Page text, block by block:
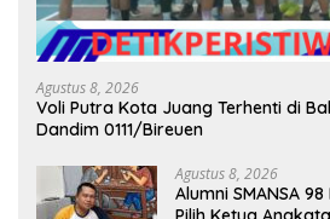
Agustus 8, 2026
Voli Putra Kota Juang Terhenti di
Dandim 0111/Bireuen
Agustus 8, 2026
Alumni SMANSA